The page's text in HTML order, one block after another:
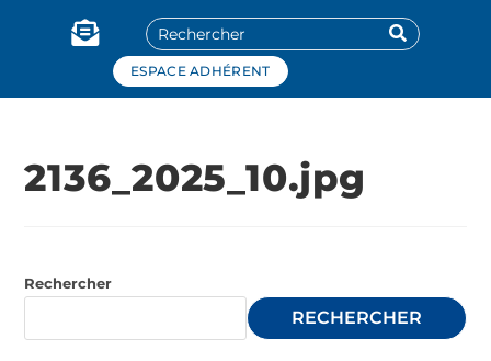
ESPACE ADHÉRENT
2136_2025_10.jpg
Rechercher
RECHERCHER
Panneau de gestion des cookies